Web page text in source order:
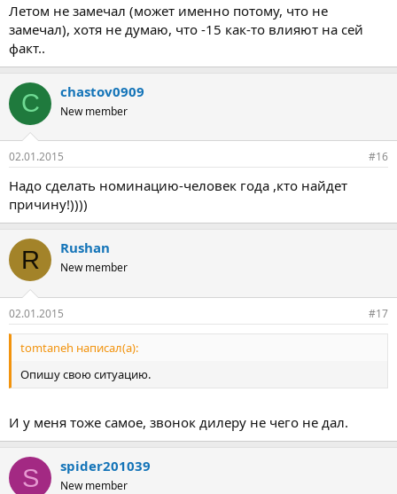
Летом не замечал (может именно потому, что не
замечал), хотя не думаю, что -15 как-то влияют на сей
факт..
C chastov0909
New member
02.01.2015 #16
Надо сделать номинацию-человек года ,кто найдет
причину!))))
R Rushan
New member
02.01.2015 #17
tomtaneh написал(а):
Опишу свою ситуацию.
И у меня тоже самое, звонок дилеру не чего не дал.
S spider201039
New member